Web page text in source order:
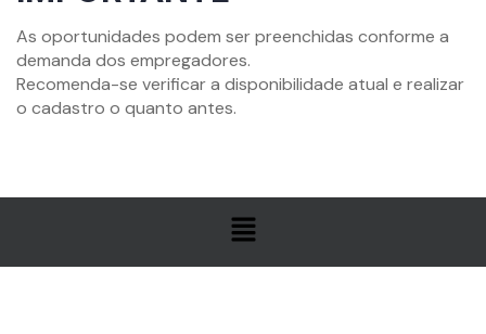
As oportunidades podem ser preenchidas conforme a
demanda dos empregadores.
Recomenda-se verificar a disponibilidade atual e realizar
o cadastro o quanto antes.